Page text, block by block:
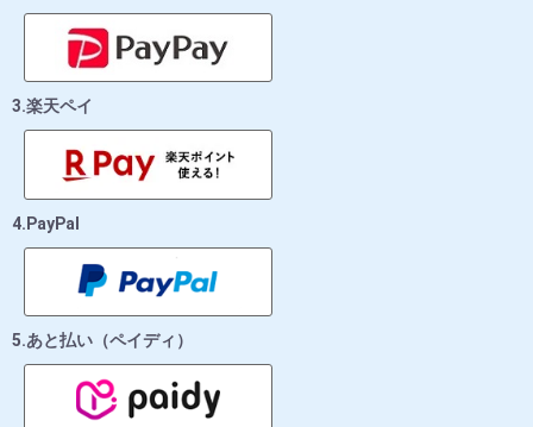
3.楽天ペイ
4.PayPal
5.あと払い（ペイディ）